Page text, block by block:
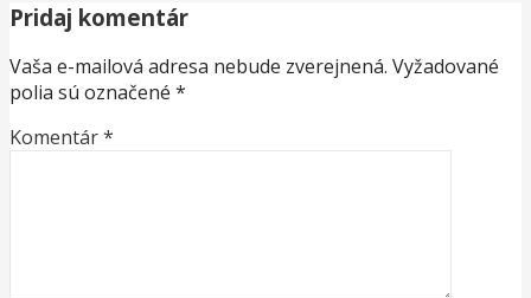
Pridaj komentár
Vaša e-mailová adresa nebude zverejnená. Vyžadované
polia sú označené *
Komentár*